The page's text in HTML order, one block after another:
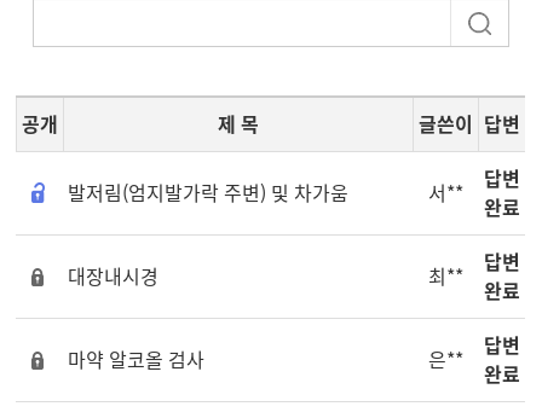
공개 제 목 글쓴이 답변
발저림(엄지발가락 주변) 및 차가움 서**
답변
완료
대장내시경 최**
답변
완료
마약 알코올 검사 은**
답변
완료